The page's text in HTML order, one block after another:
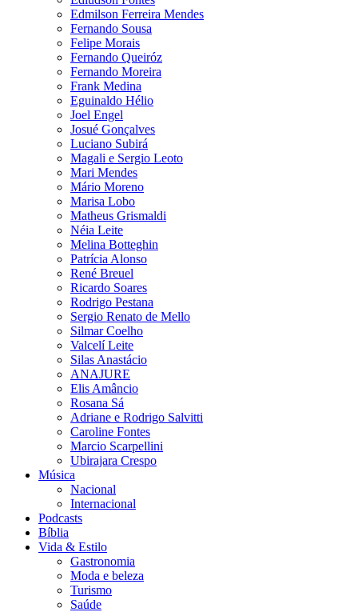
Edmilson Ferreira Mendes
Fernando Sousa
Felipe Morais
Fernando Queiróz
Fernando Moreira
Frank Medina
Eguinaldo Hélio
Joel Engel
Josué Gonçalves
Luciano Subirá
Magali e Sergio Leoto
Mari Mendes
Mário Moreno
Marisa Lobo
Matheus Grismaldi
Néia Leite
Melina Botteghin
Patrícia Alonso
René Breuel
Ricardo Soares
Rodrigo Pestana
Sergio Renato de Mello
Silmar Coelho
Valcelí Leite
Silas Anastácio
ANAJURE
Elis Amâncio
Rosana Sá
Adriane e Rodrigo Salvitti
Caroline Fontes
Marcio Scarpellini
Ubirajara Crespo
Música
Nacional
Internacional
Podcasts
Bíblia
Vida & Estilo
Gastronomia
Moda e beleza
Turismo
Saúde